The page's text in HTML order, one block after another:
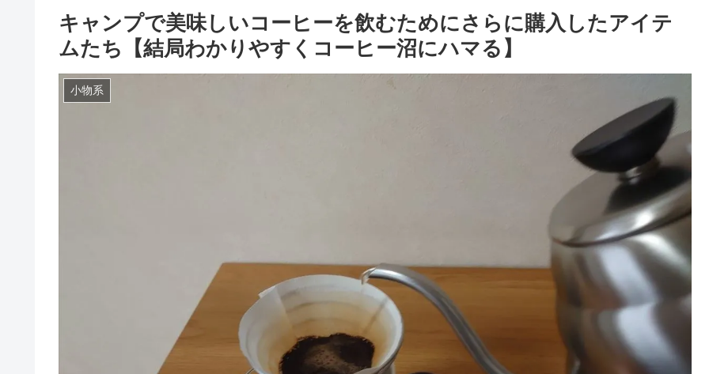
キャンプで美味しいコーヒーを飲むためにさらに購入したアイテ
ムたち【結局わかりやすくコーヒー沼にハマる】
小物系